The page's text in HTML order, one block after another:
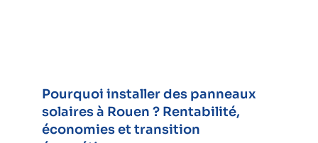
Pourquoi installer des panneaux
solaires à Rouen ? Rentabilité,
économies et transition